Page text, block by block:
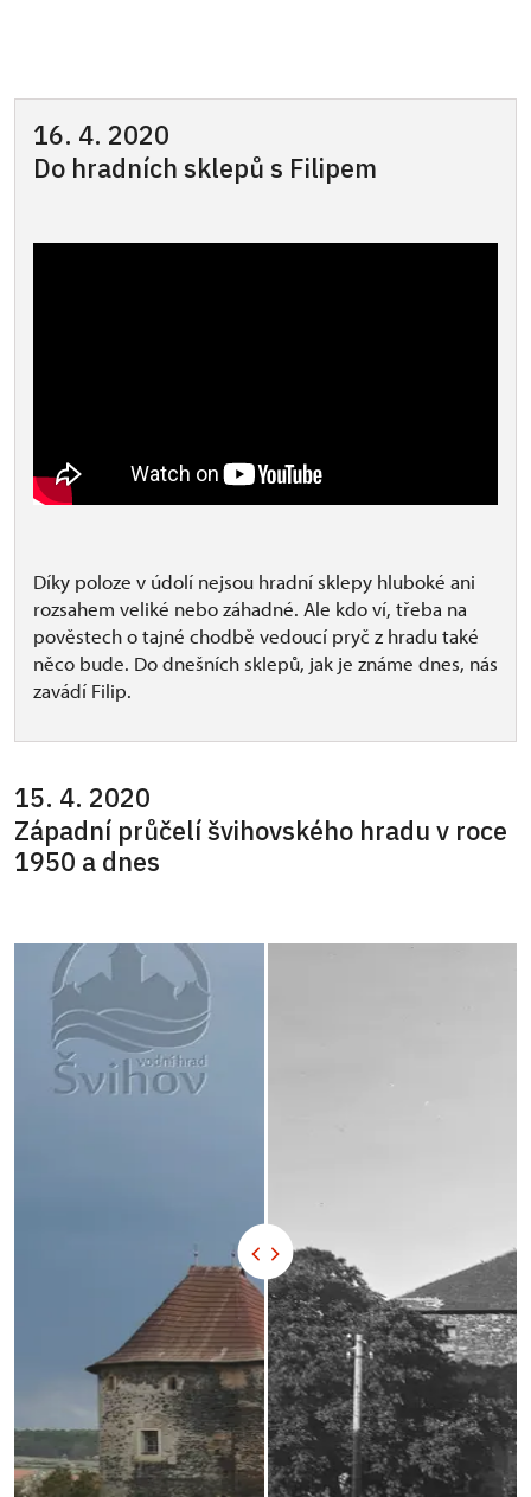
16. 4. 2020
Do hradních sklepů s Filipem
Díky poloze v údolí nejsou hradní sklepy hluboké ani
rozsahem veliké nebo záhadné. Ale kdo ví, třeba na
pověstech o tajné chodbě vedoucí pryč z hradu také
něco bude. Do dnešních sklepů, jak je známe dnes, nás
zavádí Filip.
15. 4. 2020
Západní průčelí švihovského hradu v roce
1950 a dnes